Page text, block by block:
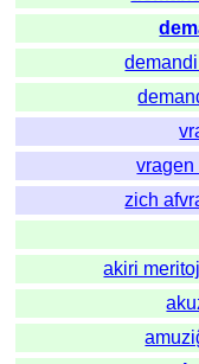
vragen
zich
akiri